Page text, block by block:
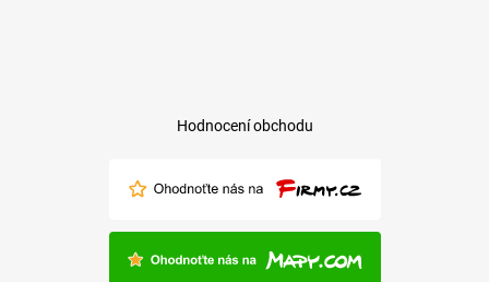
Hodnocení obchodu